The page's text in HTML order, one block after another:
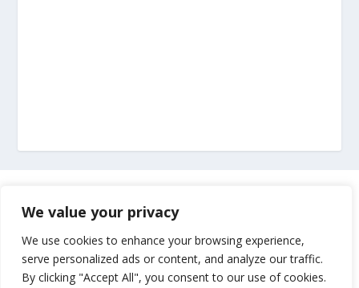
We value your privacy
We use cookies to enhance your browsing experience,
serve personalized ads or content, and analyze our traffic.
By clicking "Accept All", you consent to our use of cookies.
Impressum
Uvjeti korištenja